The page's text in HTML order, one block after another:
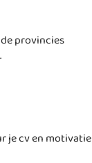
provincies
je cv en motivatie